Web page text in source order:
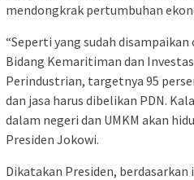
mendongkrak pertumbuhan
“Seperti yang sudah
Bidang Kemaritiman dan
Perindustrian, targetnya 95
dan jasa harus dibelikan PDN.
dalam negeri dan UMKM akan
Presiden Jokowi.
Dikatakan Presiden,